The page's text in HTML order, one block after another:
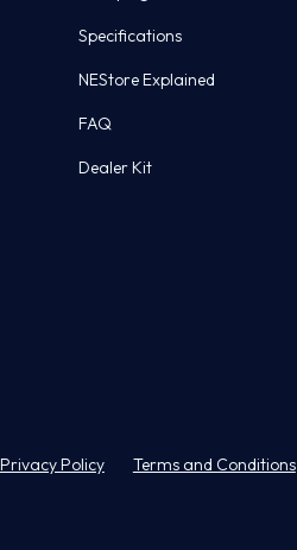
Specifications
NEStore Explained
FAQ
Dealer Kit
Privacy Policy Terms and Conditions